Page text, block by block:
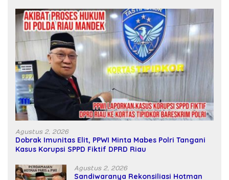
Agustus 2, 2026
Dobrak Imunitas Elit, PPWI Minta Mabes Polri Tangani
Kasus Korupsi SPPD Fiktif DPRD Riau
Agustus 2, 2026
Sandiwaranya Rekonsiliasi Hotman